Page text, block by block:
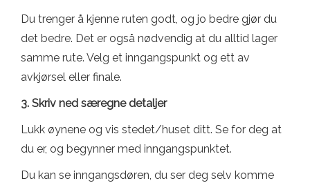
Du trenger å kjenne ruten godt, og jo bedre gjør du
det bedre. Det er også nødvendig at du alltid lager
samme rute. Velg et inngangspunkt og ett av
avkjørsel eller finale.
3. Skriv ned særegne detaljer
Lukk øynene og vis stedet/huset ditt. Se for deg at
du er, og begynner med inngangspunktet.
Du kan se inngangsdøren, du ser deg selv komme